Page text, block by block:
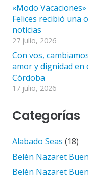
«Modo
Felices recibió una
noticias
27 julio, 2026
Con vos,
amor y dignidad en
Córdoba
17 julio, 2026
Categorías
Alabado Seas (18)
Belén Nazaret
Belén Nazaret